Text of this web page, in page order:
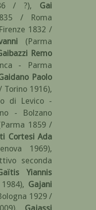
/ ?), Gai
/ Roma
1832 /
(Parma
Remo
- Parma
Paolo
Torino 1916),
di Levico -
- Bolzano
1859 /
Cortesi Ada
1969),
seconda
Yiannis
, Gajani
1929 /
, Gajassi